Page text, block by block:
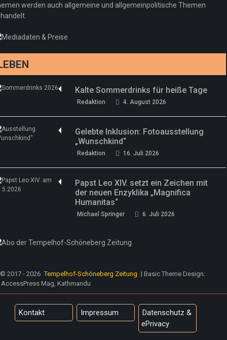
werden auch allgemeine und allgemeinpolitische Themen
Kalte Sommerdrinks für heiße Tage
Redaktion 4. August 2026
Gelebte Inklusion: Fotoausstellung
„Wunschkind“
Redaktion 16. Juli 2026
Papst Leo XIV. setzt ein Zeichen mit
der neuen Enzyklika „Magnifica
Humanitas“
Michael Springer 6. Juli 2026
© 2017 - 2026 Tempelhof-Schöneberg Zeitung | Basic Theme Design:
AccessPress Mag, Kathmandu
Kontakt Impressum
Datenschutz &
ePrivacy